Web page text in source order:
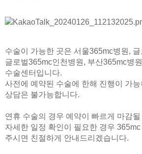
수술이 가능한 곳은 서울365mc병원,
글로벌365mc인천병원, 부산365mc병
수술센터입니다.
사전에 예약된 수술에 한해 진행이 가
상담은 불가능합니다.
연휴 수술의 경우 예약이 빠르게 마감
자세한 일정 확인이 필요한 경우
주시면 친절하게 안내드리겠습니다.